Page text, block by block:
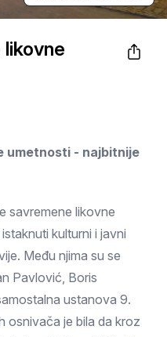
umetnosti - najbitnije
savremene likovne
kulturni i javni
Među njima su se
Pavlović, Boris
ustanova 9.
osnivača je bila da kroz